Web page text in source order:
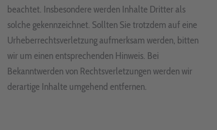
beachtet. Insbesondere werden Inhalte Dritter als
solche gekennzeichnet. Sollten Sie trotzdem auf eine
Urheberrechtsverletzung aufmerksam werden, bitten
wir um einen entsprechenden Hinweis. Bei
Bekanntwerden von Rechtsverletzungen werden wir
derartige Inhalte umgehend entfernen.